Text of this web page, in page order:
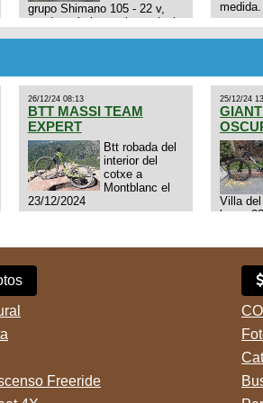
grupo Shimano 105 - 22 v,
cuadro: triatlon carbono dual
medida.
26/12/24 08:13
BTT MASSI TEAM
EXPERT
Btt robada del
interior del
cotxe a
Montblanc el
23/12/2024
25/12/24
Villa
lunes
Freeride